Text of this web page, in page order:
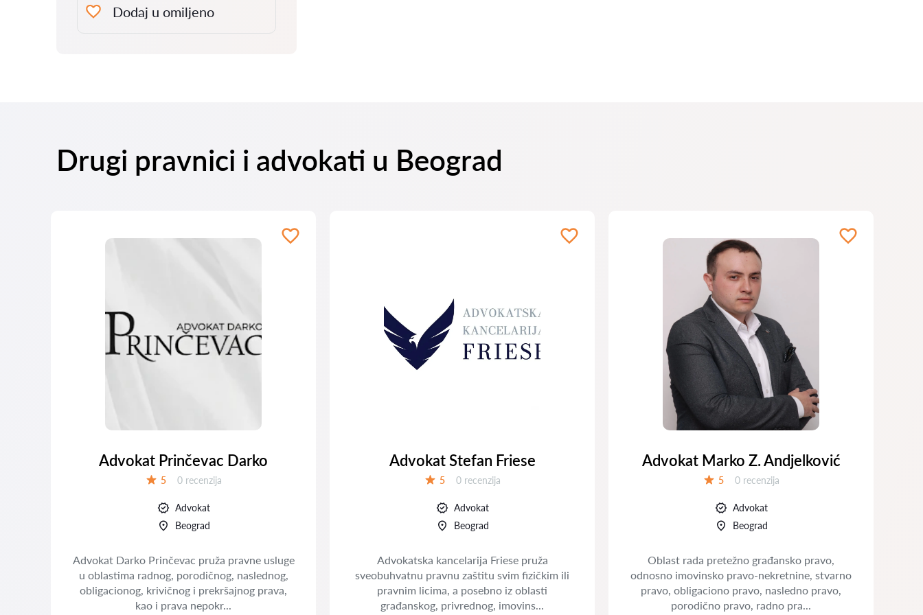
Dodaj u omiljeno
Drugi pravnici i advokati u Beograd
Advokat Prinčevac Darko
5 Recenzija:
0 recenzija
Advokat
Beograd
Advokat Darko Prinčevac pruža pravne usluge
u oblastima radnog, porodičnog, naslednog,
obligacionog, krivičnog i prekršajnog prava,
kao i prava nepokr...
Advokat Stefan Friese
5 Recenzija:
0 recenzija
Advokat
Beograd
Advokatska kancelarija Friese pruža
sveobuhvatnu pravnu zaštitu svim fizičkim ili
pravnim licima, a posebno iz oblasti
građanskog, privrednog, imovins...
Advokat Marko Z. Andjelković
5 Recenzija:
0 recenzija
Advokat
Beograd
Oblast rada pretežno građansko pravo,
odnosno imovinsko pravo-nekretnine, stvarno
pravo, obligaciono pravo, nasledno pravo,
porodično pravo, radno pra...